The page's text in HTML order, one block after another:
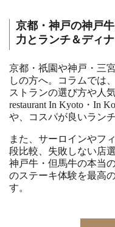
京都・神戸の神戸
力とランチ＆ディ
京都・祇園や神戸・三
しの方へ。コラムでは
ストランの選び方や人
restaurant In Kyoto・In
や、コスパが良いラン
また、サーロインやフ
段比較、失敗しない店
神戸牛・但馬牛の本当
のステーキ体験を最高
す。